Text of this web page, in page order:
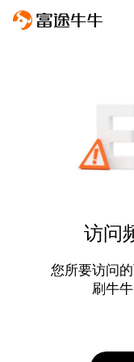
访问
您所要访问
刷牛